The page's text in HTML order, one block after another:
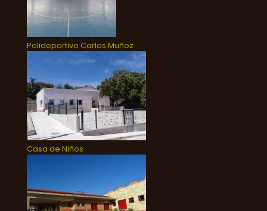
Polideportivo Carlos Muñoz
Casa de Niños